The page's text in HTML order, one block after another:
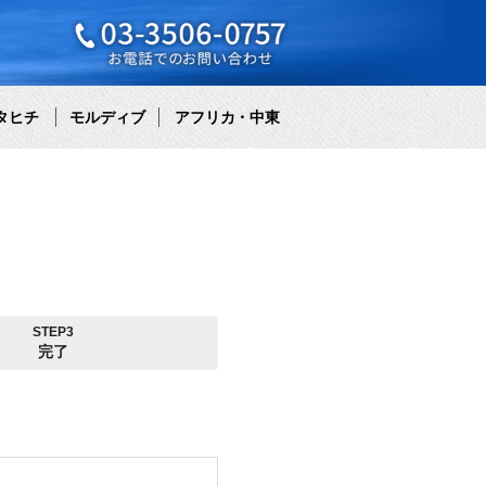
ヒチ モルディブ アフリカ・中東
STEP3
完了